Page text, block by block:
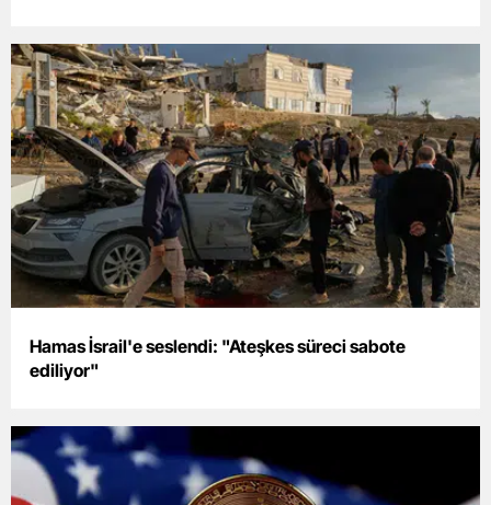
Malatya
Manisa
Kahramanmaraş
Mardin
Muğla
Muş
Niğde
Rize
Sakarya
Hamas İsrail'e seslendi: "Ateşkes süreci sabote
ediliyor"